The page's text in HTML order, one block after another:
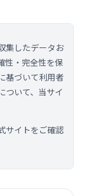
集したデータお
性・完全性を保
基づいて利用者
ついて、当サイ
サイトをご確認